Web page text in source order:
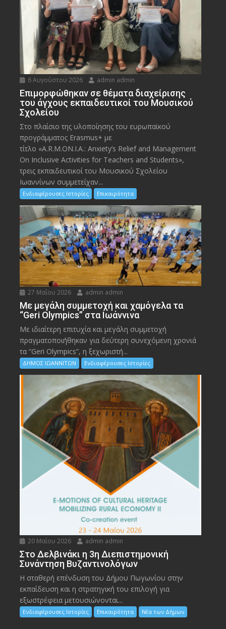
6 Αυγούστου 2026 admin admin
Eπιμορφώθηκαν σε θέματα διαχείρισης
του άγχους εκπαιδευτικοί του Μουσικού
Σχολείου
Στο πλαίσιο της υλοποίησης του ευρωπαϊκού
προγράμματος Erasmus+ με
τίτλο «A.R.M.ON.I.A.: Anxiety’s Relief and Management
On Inclusive Activities for Teachers and Students»,
τρεις εκπαιδευτικοί του Μουσικού Σχολείου
Ιωαννίνων συμμετείχαν...
Ενδιαφέρουσες Ιστορίες Επικαιρότητα
27 Μαΐου 2026 admin admin
Με μεγάλη συμμετοχή και χαμόγελα τα
“Geri Olympics” στα Ιωάννινα
Με ιδιαίτερη επιτυχία και μεγάλη συμμετοχή
πραγματοποιήθηκαν για δεύτερη συνεχόμενη χρονιά
τα “Geri Olympics”, η ξεχωριστή...
ΔΗΜΟΣ ΙΩΑΝΝΙΤΩΝ Ενδιαφέρουσες Ιστορίες
20 Μαΐου 2026 admin admin
Στο Δελβινάκι η 3η Διεπιστημονική
Συνάντηση Βυζαντινολόγων
Η σταθερή επένδυση του Δήμου Πωγωνίου στην
εκπαίδευση και η στρατηγική του επιλογή για
εξωστρέφεια μετουσιώνονται...
Ενδιαφέρουσες Ιστορίες Επικαιρότητα Νέα των Δήμων